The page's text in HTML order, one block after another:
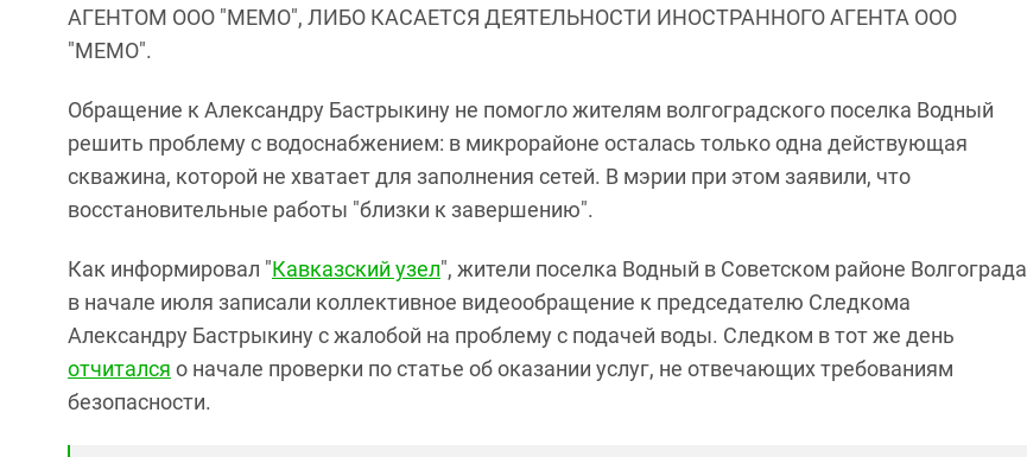
АГЕНТОМ ООО "МЕМО", ЛИБО КАСАЕТСЯ ДЕЯТЕЛЬНОСТИ ИНОСТРАННОГО АГЕНТА ООО
"МЕМО".
Обращение к Александру Бастрыкину не помогло жителям волгоградского поселка Водный
решить проблему с водоснабжением: в микрорайоне осталась только одна действующая
скважина, которой не хватает для заполнения сетей. В мэрии при этом заявили, что
восстановительные работы "близки к завершению".
Как информировал "Кавказский узел", жители поселка Водный в Советском районе Волгограда
в начале июля записали коллективное видеообращение к председателю Следкома
Александру Бастрыкину с жалобой на проблему с подачей воды. Следком в тот же день
отчитался о начале проверки по статье об оказании услуг, не отвечающих требованиям
безопасности.